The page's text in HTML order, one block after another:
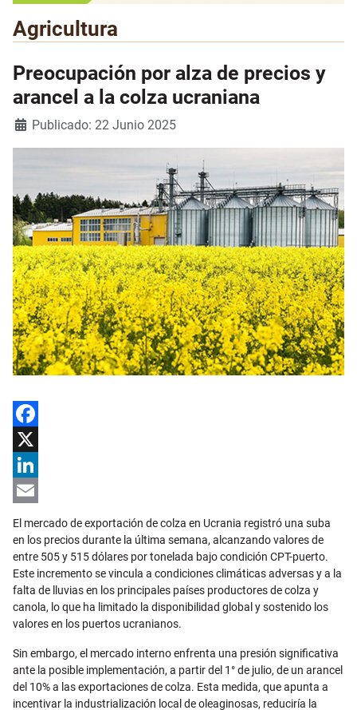
Agricultura
Preocupación por alza de precios y
arancel a la colza ucraniana
Detalles
Publicado: 22 Junio 2025
Facebook
X
LinkedIn
Email
El mercado de exportación de colza en Ucrania registró una suba
en los precios durante la última semana, alcanzando valores de
entre 505 y 515 dólares por tonelada bajo condición CPT-puerto.
Este incremento se vincula a condiciones climáticas adversas y a la
falta de lluvias en los principales países productores de colza y
canola, lo que ha limitado la disponibilidad global y sostenido los
valores en los puertos ucranianos.
Sin embargo, el mercado interno enfrenta una presión significativa
ante la posible implementación, a partir del 1° de julio, de un arancel
del 10% a las exportaciones de colza. Esta medida, que apunta a
incentivar la industrialización local de oleaginosas, reduciría la